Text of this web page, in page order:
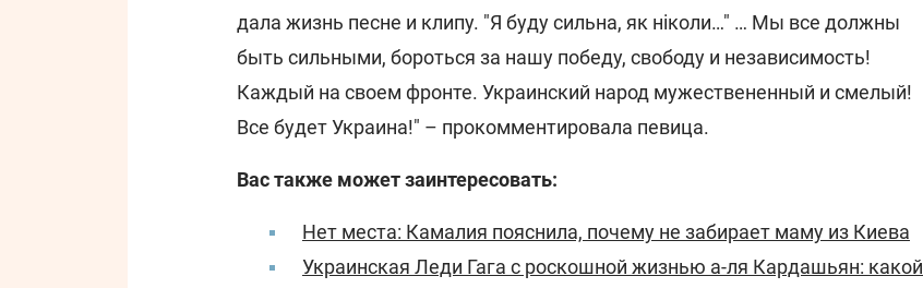
дала жизнь песне и клипу. "Я буду сильна, як ніколи…" … Мы все должны
быть сильными, бороться за нашу победу, свободу и независимость!
Каждый на своем фронте. Украинский народ мужествененный и смелый!
Все будет Украина!" – прокомментировала певица.
Вас также может заинтересовать:
Нет места: Камалия пояснила, почему не забирает маму из Киева
Украинская Леди Гага с роскошной жизнью а-ля Кардашьян: какой